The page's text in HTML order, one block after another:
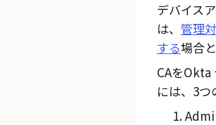
デバイス
は、 管理
する場合
CAをOkta
には、3